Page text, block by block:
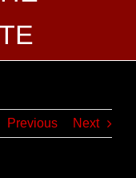
Previous Next